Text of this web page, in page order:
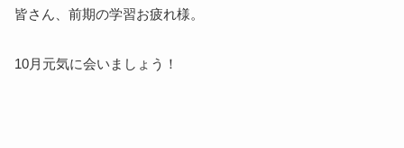
皆さん、前期の学習お疲れ様。
10月元気に会いましょう！